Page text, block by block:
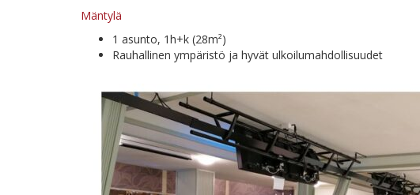
Män­ty­lä
1 asun­to, 1h+k (28m²)
Rau­hal­li­nen ym­pä­ris­tö ja hy­vät ulkoilumahdollisuudet